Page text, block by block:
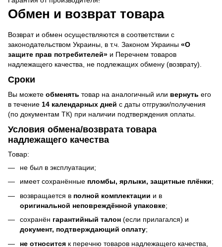
Обмен и возврат товара
Возврат и обмен осуществляются в соответствии с
законодательством Украины, в т.ч. Законом Украины «О
защите прав потребителей» и Перечнем товаров
надлежащего качества, не подлежащих обмену (возврату).
Сроки
Вы можете обменять товар на аналогичный или вернуть его
в течение 14 календарных дней с даты отгрузки/получения
(по документам ТК) при наличии подтверждения оплаты.
Условия обмена/возврата товара
надлежащего качества
Товар:
не был в эксплуатации;
имеет сохранённые пломбы, ярлыки, защитные плёнки;
возвращается в полной комплектации и в
оригинальной неповреждённой упаковке;
сохранён гарантийный талон (если прилагался) и
документ, подтверждающий оплату;
не относится к перечню товаров надлежащего качества,